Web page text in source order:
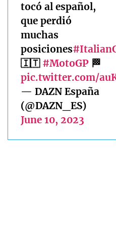
tocó al español,
que perdió
muchas
posiciones
🇮🇹 #MotoGP 🏁
pic.twitter.com/
— DAZN España
(@DAZN_ES)
June 10, 2023